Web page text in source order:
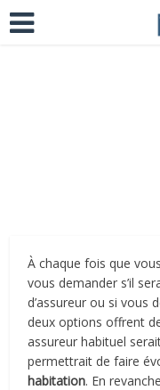
À chaque fois que
vous demander s’il
d’assureur ou si vous
deux options offrent
assureur habituel
permettrait de faire
habitation. En